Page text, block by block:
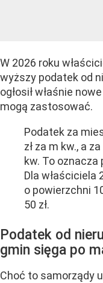
W 2026 roku
wyższy podatek od
ogłosił właśnie
mogą zastosować.
Podatek za
zł za m kw., a
kw. To oznacza
Dla właściciela
o powierzchni
50 zł.
Podatek od
gmin sięga po
Choć to samorządy